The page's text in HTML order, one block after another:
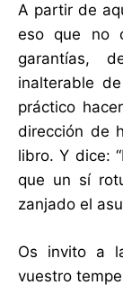
A partir de
eso que no
garantías,
inalterable
práctico
dirección de
libro. Y dice:
que un sí
zanjado el
Os invito a
vuestro